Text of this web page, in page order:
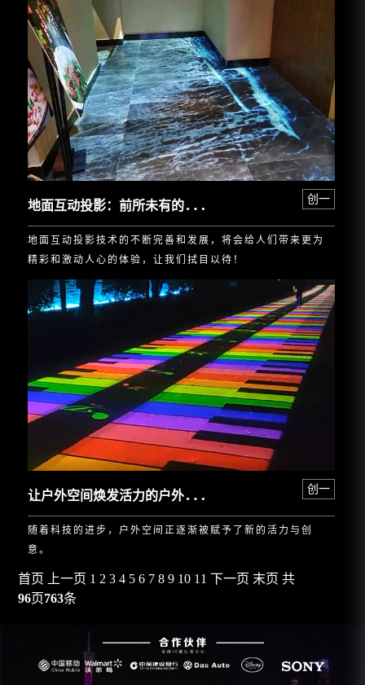
地
面互动投影：前所未有的沉浸式体验 创一
地面互动投影技术的不断完善和发展，将会给人们带来更为
精彩和激动人心的体验，让我们拭目以待！
让
户外空间焕发活力的户外互动投影技术 创一
随着科技的进步，户外空间正逐渐被赋予了新的活力与创
意。
首页 上一页 1 2 3 4 5 6 7 8 9 10 11 下一页 末页 共
96页763条